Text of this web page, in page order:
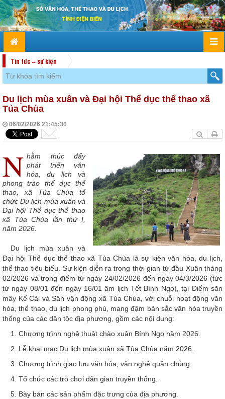
Tin tức – sự kiện
Du lịch mùa xuân và Đại hội Thể dục thể thao xã
Tủa Chùa
06/02/2026 21:45:30
N hằm thúc đẩy
phát triển văn
hóa, du lịch và
phong trào thể dục thể
thao, xã Tủa Chùa tổ
chức Du lịch mùa xuân và
Đại hội Thể dục thể thao
xã Tủa Chùa lần thứ I,
năm 2026.
Du lịch mùa xuân và
Đại hội Thể dục thể thao xã Tủa Chùa là sự kiện văn hóa, du lịch,
thể thao tiêu biểu. Sự kiện diễn ra trong thời gian từ đầu Xuân tháng
02/2026 và trọng điểm từ ngày 24/02/2026 đến ngày 04/3/2026 (tức
từ ngày 08/01 đến ngày 16/01 âm lịch Tết Bính Ngọ), tại Điểm săn
mây Kể Cải và Sân vận động xã Tủa Chùa, với chuỗi hoạt động văn
hóa, thể thao, du lịch phong phú, mang đậm bản sắc văn hóa truyền
thống của các dân tộc địa phương, gồm các nội dung:
1. Chương trình nghệ thuật chào xuân Bính Ngọ năm 2026.
2. Lễ khai mạc Du lịch mùa xuân xã Tủa Chùa năm 2026.
3. Chương trình giao lưu văn hóa, văn nghệ quần chúng.
4. Tổ chức các trò chơi dân gian truyền thống.
5. Bày bán các sản phẩm đặc trưng của địa phương.